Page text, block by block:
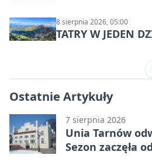
8 sierpnia 2026, 05:00
TATRY W JEDEN
Ostatnie Artykuły
7 sierpnia 2026
Unia Tarnów
Sezon zaczęła